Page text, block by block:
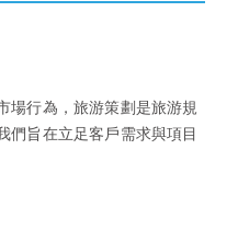
場行為，旅游策劃是旅游規
們旨在立足客戶需求與項目